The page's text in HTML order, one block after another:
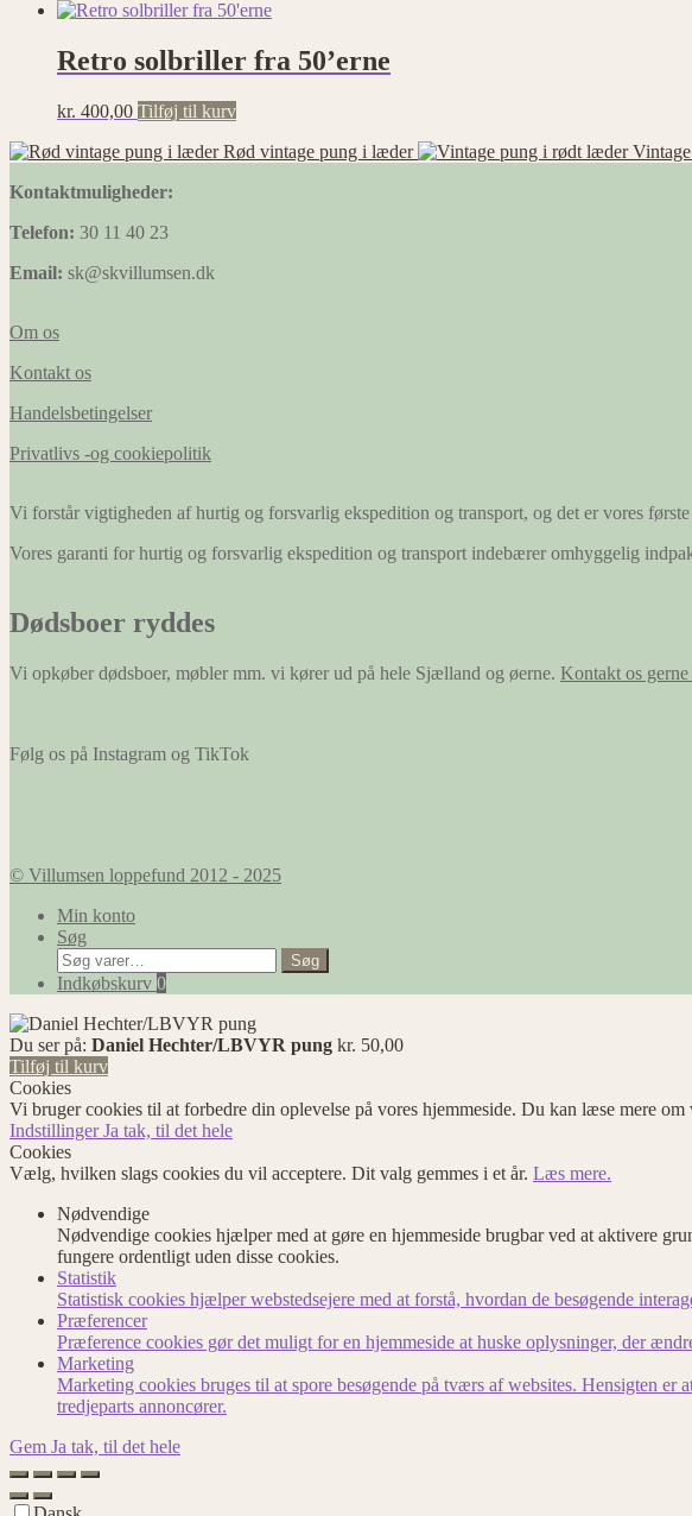
Retro solbriller fra 50’erne
kr. 400,00 Tilføj til kurv
Rød vintage pung i læder
Kontaktmuligheder:
Telefon: 30 11 40 23
Email: sk@skvillumsen.dk
Om os
Kontakt os
Handelsbetingelser
Privatlivs -og cookiepolitik
Vi forstår vigtigheden af hurtig og forsvarlig ekspedition og transport, og det er vores
Vores garanti for hurtig og forsvarlig ekspedition og transport indebærer omhyggelig
Dødsboer ryddes
Vi opkøber dødsboer, møbler mm. vi kører ud på hele Sjælland og øerne. Kontakt os
Følg os på Instagram og TikTok
© Villumsen loppefund 2012 - 2025
Min konto
Søg
Søg
efter:
Søg
Indkøbskurv 0
Du ser på: Daniel Hechter/LBVYR pung kr. 50,00
Tilføj til kurv
Cookies
Vi bruger cookies til at forbedre din oplevelse på vores hjemmeside. Du kan læse mere
IndstillingerJa tak, til det hele
Cookies
Vælg, hvilken slags cookies du vil acceptere. Dit valg gemmes i et år. Læs mere.
Nødvendige
Nødvendige cookies hjælper med at gøre en hjemmeside brugbar ved at aktivere
fungere ordentligt uden disse cookies.
Statistik
Statistisk cookies hjælper webstedsejere med at forstå, hvordan de besøgende
Præferencer
Præference cookies gør det muligt for en hjemmeside at huske oplysninger, der
Marketing
Marketing cookies bruges til at spore besøgende på tværs af websites. Hensigten
tredjeparts annoncører.
Gem Ja tak, til det hele